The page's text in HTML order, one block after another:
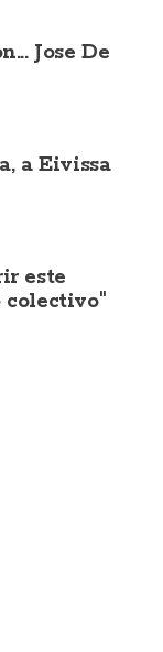
Jose De
a Eivissa
este
colectivo"